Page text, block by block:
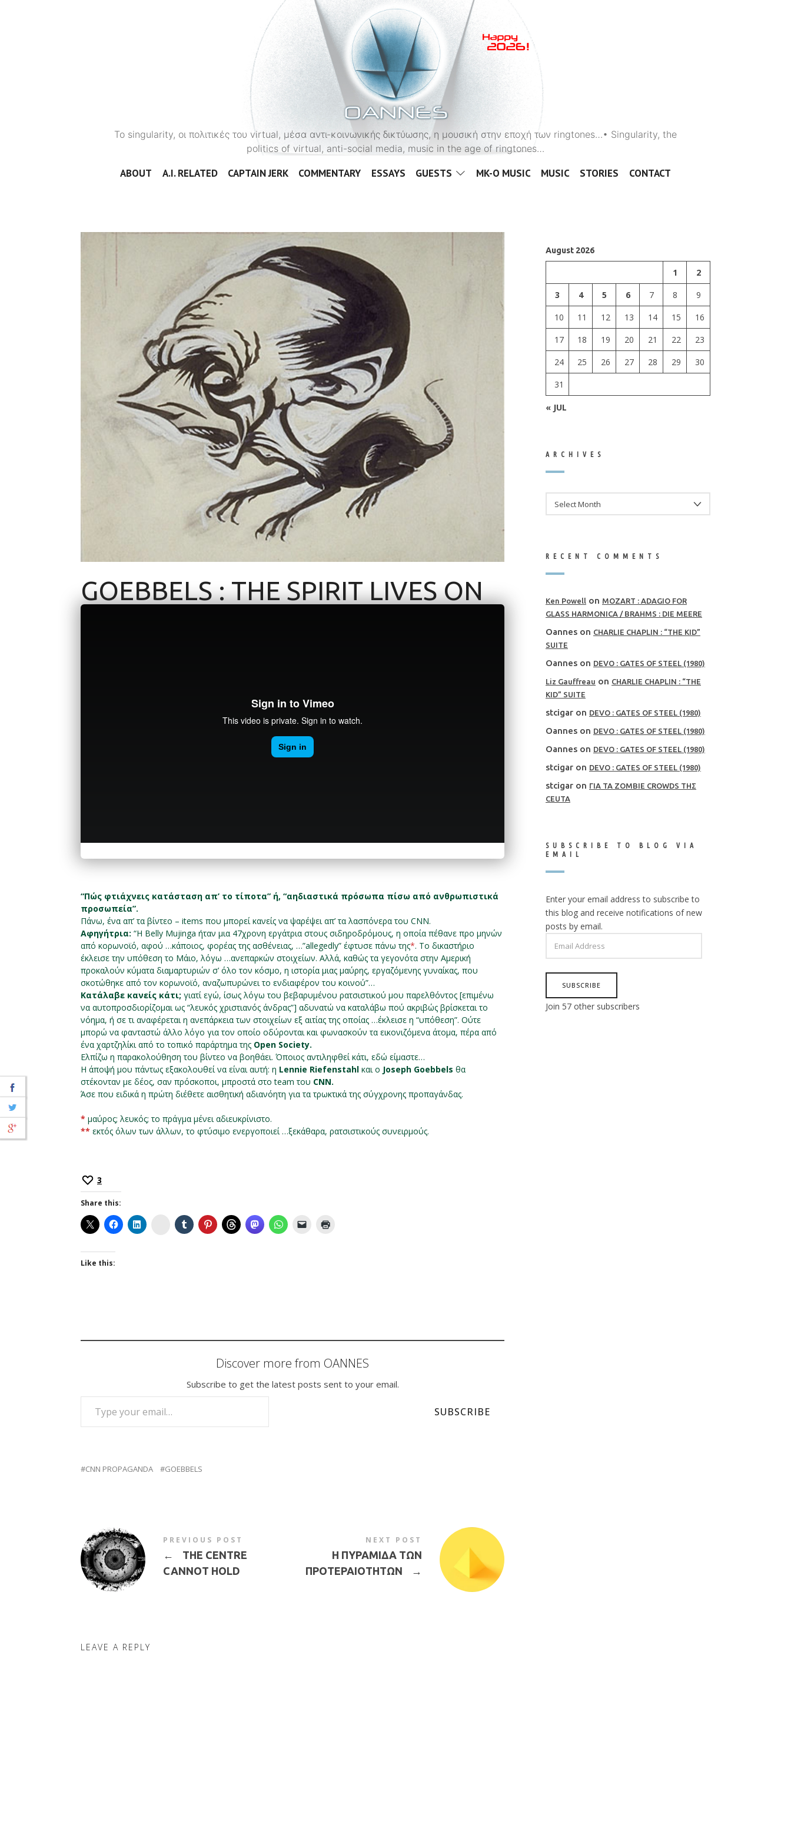
OANNES
To singularity, οι πολιτικές του virtual, μέσα αντι-κοινωνικής δικτύωσης, η μουσική στην εποχή των ringtones…• Singularity, the
politics of virtual, anti-social media, music in the age of ringtones…
ABOUT A.I. RELATED CAPTAIN JERK COMMENTARY ESSAYS GUESTS MK-O MUSIC MUSIC STORIES CONTACT
GOEBBELS : THE SPIRIT LIVES ON
“Πώς φτιάχνεις κατάσταση απ’ το τίποτα” ή, “αηδιαστικά πρόσωπα πίσω από ανθρωπιστικά
προσωπεία”.
Πάνω, ένα απ’ τα βίντεο – items πoυ μπορεί κανείς να ψαρέψει απ’ τα λασπόνερα του CNN.
Αφηγήτρια: “Η Belly Mujinga ήταν μια 47χρονη εργάτρια στους σιδηροδρόμους, η οποία πέθανε προ μηνών
από κορωνοϊό, αφού …κάποιος, φορέας της ασθένειας, …”allegedly” έφτυσε πάνω της*. Το δικαστήριο
έκλεισε την υπόθεση το Μάιο, λόγω …ανεπαρκών στοιχείων. Αλλά, καθώς τα γεγονότα στην Αμερική
προκαλούν κύματα διαμαρτυριών σ’ όλο τον κόσμο, η ιστορία μιας μαύρης, εργαζόμενης γυναίκας, που
σκοτώθηκε από τον κορωνοϊό, αναζωπυρώνει το ενδιαφέρον του κοινού”…
Κατάλαβε κανείς κάτι; γιατί εγώ, ίσως λόγω του βεβαρυμένου ρατσιστικού μου παρελθόντος [επιμένω
να αυτοπροσδιορίζομαι ως “λευκός χριστιανός άνδρας”] αδυνατώ να καταλάβω πού ακριβώς βρίσκεται το
νόημα, ή σε τι αναφέρεται η ανεπάρκεια των στοιχείων εξ αιτίας της οποίας …έκλεισε η “υπόθεση”. Ούτε
μπορώ να φανταστώ άλλο λόγο για τον οποίο οδύρονται και φωνασκούν τα εικονιζόμενα άτομα, πέρα από
ένα χαρτζηλίκι από το τοπικό παράρτημα της Open Society.
Ελπίζω η παρακολούθηση του βίντεο να βοηθάει. Όποιος αντιληφθεί κάτι, εδώ είμαστε…
Η άποψή μου πάντως εξακολουθεί να είναι αυτή: η Lennie Riefenstahl και ο Joseph Goebbels θα
στέκονταν με δέος, σαν πρόσκοποι, μπροστά στο team του CNN.
Άσε που ειδικά η πρώτη διέθετε αισθητική αδιανόητη για τα τρωκτικά της σύγχρονης προπαγάνδας.
* μαύρος; λευκός; το πράγμα μένει αδιευκρίνιστο.
** εκτός όλων των άλλων, το φτύσιμο ενεργοποιεί …ξεκάθαρα, ρατσιστικούς συνειρμούς.
3
Share this:
Instagram
Like this:
Discover more from OANNES
Subscribe to get the latest posts sent to your email.
TYPE YOUR EMAIL…
SUBSCRIBE
CNN PROPAGANDA GOEBBELS
PREVIOUS POST
←
THE CENTRE
CANNOT HOLD
NEXT POST
Η ΠΥΡΑΜΙΔΑ ΤΩΝ
ΠΡΟΤΕΡΑΙΟΤΗΤΩΝ
→
LEAVE A REPLY
August 2026
1
2
3
4 5 6 7 8
9
10
11 12 13 14 15
16
17
18 19 20 21 22
23
24
25 26 27 28 29
30
31
« JUL
ARCHIVES
RECENT COMMENTS
Ken Powell on MOZART : ADAGIO FOR
GLASS HARMONICA / BRAHMS : DIE MEERE
Oannes on CHARLIE CHAPLIN : “THE KID”
SUITE
Oannes on DEVO : GATES OF STEEL (1980)
Liz Gauffreau on CHARLIE CHAPLIN : “THE
KID” SUITE
stcigar on DEVO : GATES OF STEEL (1980)
Oannes on DEVO : GATES OF STEEL (1980)
Oannes on DEVO : GATES OF STEEL (1980)
stcigar on DEVO : GATES OF STEEL (1980)
stcigar on ΓΙΑ ΤΑ ZOMBIE CROWDS ΤΗΣ
CEUTA
SUBSCRIBE TO BLOG VIA
EMAIL
Enter your email address to subscribe to
this blog and receive notifications of new
posts by email.
ADDRESS
SUBSCRIBE
Join 57 other subscribers